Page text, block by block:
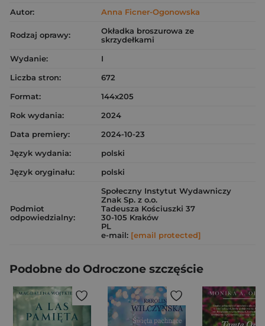
Autor:
Anna Ficner-Ogonowska
Rodzaj oprawy:
Okładka broszurowa ze
skrzydełkami
Wydanie:
I
Liczba stron:
672
Format:
144x205
Rok wydania:
2024
Data premiery:
2024-10-23
Język wydania:
polski
Język oryginału:
polski
Podmiot
odpowiedzialny:
Społeczny Instytut Wydawniczy
Znak Sp. z o.o.
Tadeusza Kościuszki 37
30-105 Kraków
PL
e-mail: [email protected]
Podobne do Odroczone szczęście